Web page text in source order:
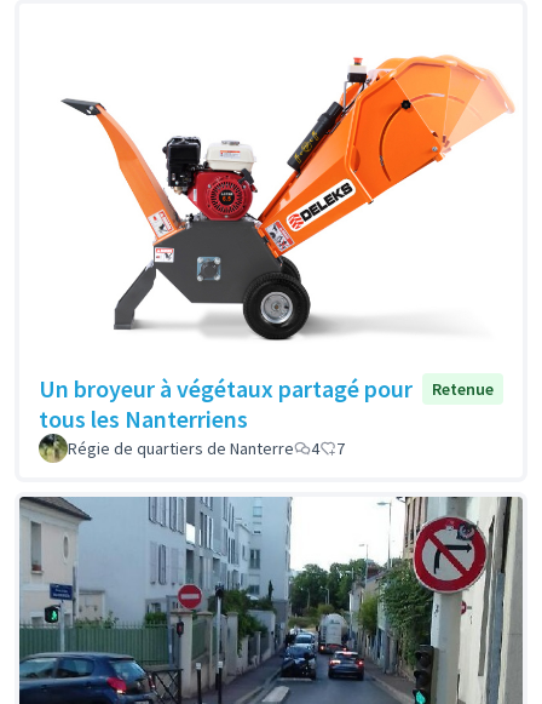
Un broyeur à végétaux partagé pour
tous les Nanterriens
Retenue
Régie de quartiers de Nanterre 4 7